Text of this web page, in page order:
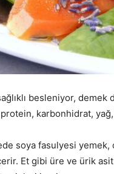
besleniyor,
karbonhidrat,
soya fasulyesi yemek,
Et gibi üre ve ürik